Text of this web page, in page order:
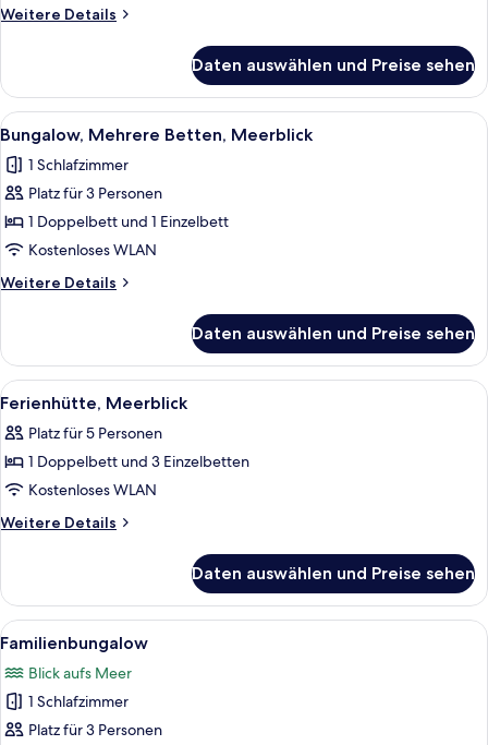
Weitere Details
Weitere
Doppelzimmer
Daten auswählen und Preise sehen
Alle
Fotos
für
Bungalow,
Mehrere
Betten,
Meerblick
anzeigen
Ein Zimmer mit Holzwänden, einem
7
Bungalow, Mehrere Betten, Meerblick
1 Schlafzimmer
Platz für 3 Personen
1 Doppelbett und 1 Einzelbett
Kostenloses WLAN
Weitere Details
Weitere
Mehrere
Betten,
Meerblick
Daten auswählen und Preise sehen
Alle
Fotos
für
Ferienhütte,
Meerblick
anzeigen
Ein Schlafzimmer mit zwei Betten,
6
Ferienhütte, Meerblick
Platz für 5 Personen
1 Doppelbett und 3 Einzelbetten
Kostenloses WLAN
Weitere Details
Weitere
Meerblick
Daten auswählen und Preise sehen
Alle
Fotos
für
Familienbungalow
anzeigen
Ein Zimmer mit Holzwänden, einem
5
Familienbungalow
Blick aufs Meer
1 Schlafzimmer
Platz für 3 Personen